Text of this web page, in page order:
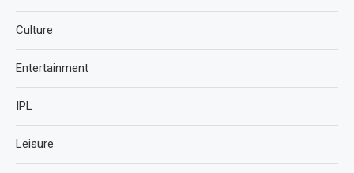
Culture
Entertainment
IPL
Leisure